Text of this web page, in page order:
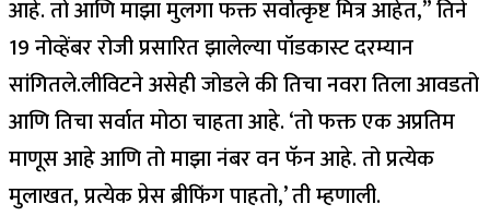
आहे. तो आणि माझा मुलगा फक्त सर्वोत्कृष्ट मित्र आहेत,” तिने
19 नोव्हेंबर रोजी प्रसारित झालेल्या पॉडकास्ट दरम्यान
सांगितले.लीविटने असेही जोडले की तिचा नवरा तिला आवडतो
आणि तिचा सर्वात मोठा चाहता आहे. ‘तो फक्त एक अप्रतिम
माणूस आहे आणि तो माझा नंबर वन फॅन आहे. तो प्रत्येक
मुलाखत, प्रत्येक प्रेस ब्रीफिंग पाहतो,’ ती म्हणाली.